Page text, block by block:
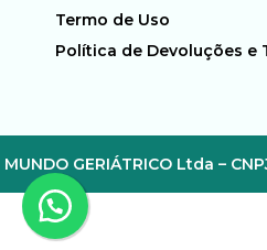
Termo de Uso
Política de Devoluções e
MUNDO GERIÁTRICO Ltda –